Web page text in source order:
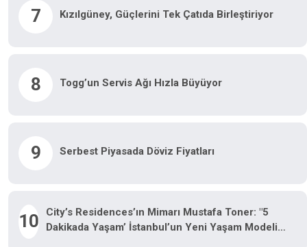
7 Kızılgüney, Güçlerini Tek Çatıda Birleştiriyor
8 Togg’un Servis Ağı Hızla Büyüyor
9 Serbest Piyasada Döviz Fiyatları
10
City’s Residences’ın Mimarı Mustafa Toner: "5
Dakikada Yaşam’ İstanbul’un Yeni Yaşam Modeli